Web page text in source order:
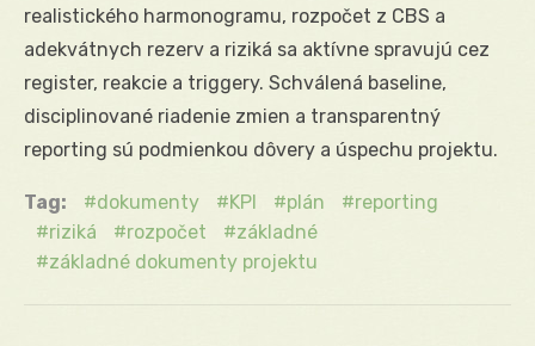
realistického harmonogramu, rozpočet z CBS a
adekvátnych rezerv a riziká sa aktívne spravujú cez
register, reakcie a triggery. Schválená baseline,
disciplinované riadenie zmien a transparentný
reporting sú podmienkou dôvery a úspechu projektu.
Tag: dokumenty KPI plán
reporting
riziká
rozpočet
základné
základné dokumenty projektu